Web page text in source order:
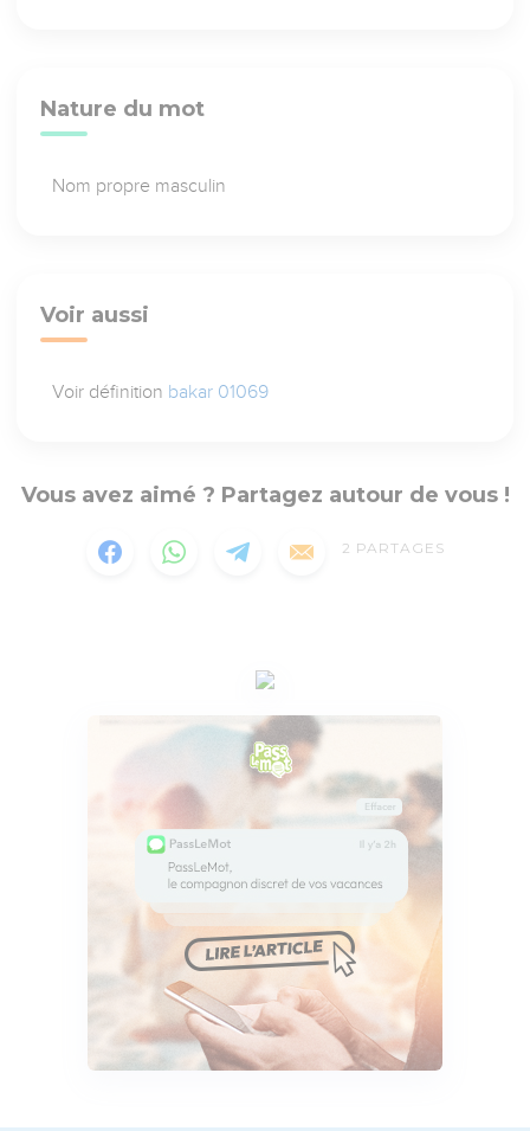
Nature du mot
Nom propre masculin
Voir aussi
Voir définition bakar 01069
Vous avez aimé ? Partagez autour de vous !
2 PARTAGES